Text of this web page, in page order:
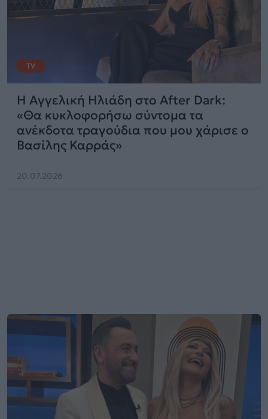
TV
Η Αγγελική Ηλιάδη στο After Dark:
«Θα κυκλοφορήσω σύντομα τα
ανέκδοτα τραγούδια που μου χάρισε ο
Βασίλης Καρράς»
20.07.2026